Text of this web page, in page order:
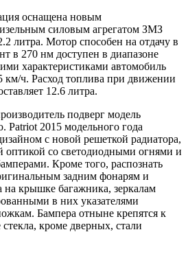
оснащена новым
силовым агрегатом ЗМЗ
литра. Мотор способен на отдачу в
в 270 нм доступен в диапазоне
характеристиками автомобиль
км/ч. Расход топлива при движении
12.6 литра.
подверг модель
Patriot 2015 модельного года
с новой решеткой радиатора,
оптикой со светодиодными огнями и
Кроме того, распознать
задним фонарям и
на крышке багажника, зеркалам
в них указателями
Бампера отныне крепятся к
стекла, кроме дверных, стали